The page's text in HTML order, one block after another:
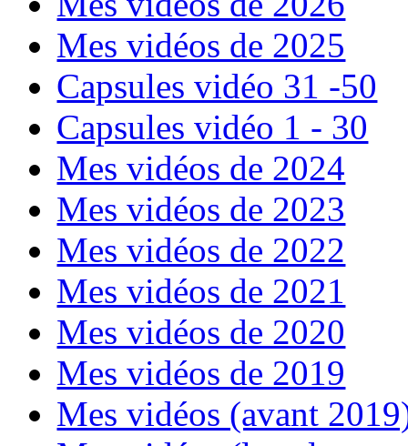
Mes vidéos de 2025
Capsules vidéo 31 -50
Capsules vidéo 1 - 30
Mes vidéos de 2024
Mes vidéos de 2023
Mes vidéos de 2022
Mes vidéos de 2021
Mes vidéos de 2020
Mes vidéos de 2019
Mes vidéos (avant